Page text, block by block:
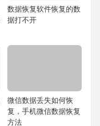
数据恢复软件恢复的数
据打不开
微信数据丢失如何恢
复，手机微信数据恢复
方法